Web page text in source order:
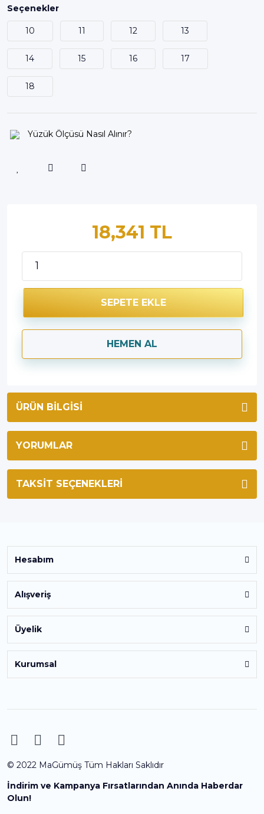
Seçenekler
10 11 12 13
14 15 16 17
18
Yüzük Ölçüsü Nasıl Alınır?
18,341 TL
SEPETE EKLE
HEMEN AL
ÜRÜN BILGISI
YORUMLAR
TAKSIT SEÇENEKLERI
Hesabım
Alışveriş
Üyelik
Kurumsal
© 2022 MaGümüş Tüm Hakları Saklıdır
İndirim ve Kampanya Fırsatlarından Anında Haberdar
Olun!